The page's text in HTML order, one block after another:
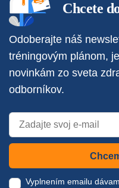
Chcete
Odoberajte náš
tréningovým plánom,
novinkám zo sveta
odborníkov.
Vyplnením emailu